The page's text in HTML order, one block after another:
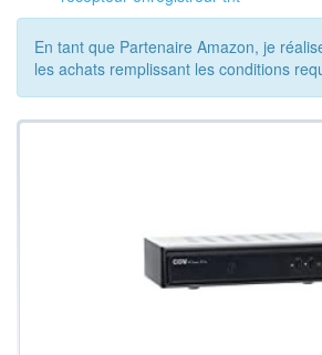
En tant que Partenaire Amazon, je
les achats remplissant les conditions